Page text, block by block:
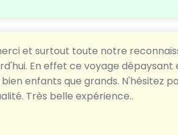
et surtout toute notre
En effet ce voyage
bien enfants que grands. N'hésitez
Très belle expérience..